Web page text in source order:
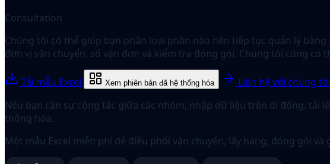
Consultation
Chúng tôi có thể giúp bạn phân loại phần nào nên tiếp tục quản lý
đơn vị vận chuyển, số vận đơn và kiểm tra đóng gói. Chúng tôi cũng
Tải mẫu Excel Xem phiên bản đã hệ thống hóa
Liên hệ với chúng tôi
Nếu bạn cần sự cộng tác giữa các nhóm, nhập dữ liệu trên di động, tải
thống hóa.
Một mẫu Excel miễn phí để điều phối vận chuyển, lấy hàng, đóng gói